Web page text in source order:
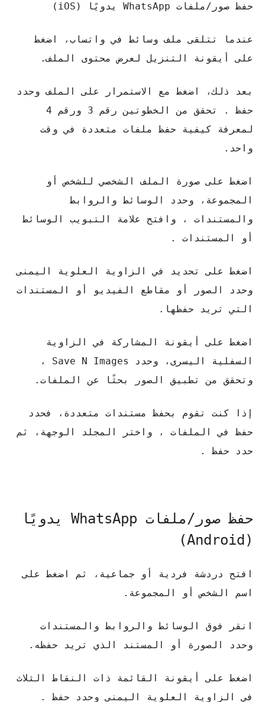
حفظ صور/ملفات WhatsApp يدويًا (iOS)
عندما تتلقى ملف وسائط في واتساب، اضغط
على أيقونة التنزيل لعرض محتوى الملف.
بعد ذلك، اضغط مع الاستمرار على الملف وحدد
حفظ . تحقق من الخطوتين رقم 3 ورقم 4
لمعرفة كيفية حفظ ملفات متعددة في وقت
واحد.
اضغط على صورة الملف الشخصي للشخص أو
المجموعة، وحدد الوسائط والروابط
والمستندات ، وافتح علامة التبويب الوسائط
أو المستندات .
اضغط على تحديد في الزاوية العلوية اليمنى
وحدد الصور أو مقاطع الفيديو أو المستندات
التي تريد حفظها.
اضغط على أيقونة المشاركة في الزاوية
السفلية اليسرى، وحدد Save N Images ،
وتحقق من تطبيق الصور بحثًا عن الملفات.
إذا كنت تقوم بحفظ مستندات متعددة، فحدد
حفظ في الملفات ، واختر المجلد الوجهة، ثم
حدد حفظ .
حفظ صور/ملفات WhatsApp يدويًا
(Android)
افتح دردشة فردية أو جماعية، ثم اضغط على
اسم الشخص أو المجموعة.
انقر فوق الوسائط والروابط والمستندات
وحدد الصورة أو المستند الذي تريد حفظه.
اضغط على أيقونة القائمة ذات النقاط الثلاث
في الزاوية العلوية اليمنى وحدد حفظ .